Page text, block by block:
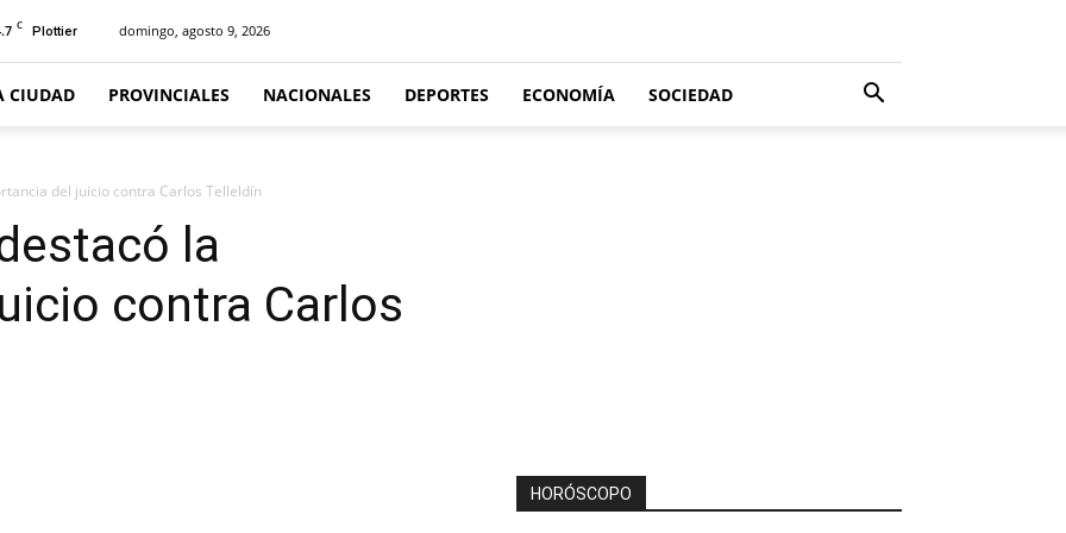
C Plottier domingo, agosto 9, 2026
CIUDAD PROVINCIALES NACIONALES DEPORTES ECONOMÍA SOCIEDAD
del juicio contra Carlos Telleldín
la
contra Carlos
HORÓSCOPO